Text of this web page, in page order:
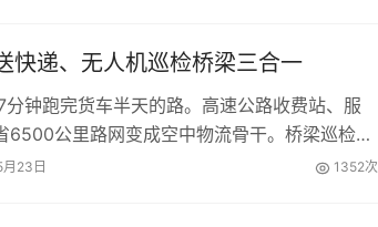
快递、无人机巡检桥梁三合一
钟跑完货车半天的路。高速公路收费站、服
6500公里路网变成空中物流骨干。桥梁巡检不
能查路况又能吊管道。真干出来的，不是
23日 1352次